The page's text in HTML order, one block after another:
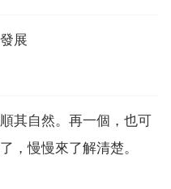
展
其自然。再一個，也可
，慢慢來了解清楚。